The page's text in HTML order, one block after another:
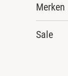
Merken
Sale